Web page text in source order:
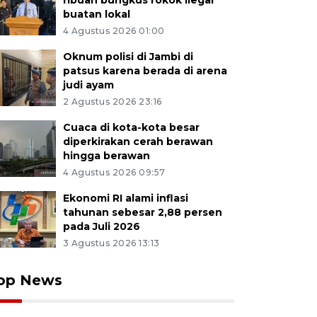
buatan lokal
4 Agustus 2026 01:00
Oknum polisi di Jambi di
patsus karena berada di arena
judi ayam
2 Agustus 2026 23:16
Cuaca di kota-kota besar
diperkirakan cerah berawan
hingga berawan
4 Agustus 2026 09:57
Ekonomi RI alami inflasi
tahunan sebesar 2,88 persen
pada Juli 2026
3 Agustus 2026 13:13
News